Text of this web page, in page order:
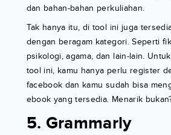
dan bahan-bahan perkuliahan.
Tak hanya itu, di tool ini juga
dengan beragam kategori. Seperti
psikologi, agama, dan lain-lain.
tool ini, kamu hanya perlu register
facebook dan kamu sudah bisa
ebook yang tersedia. Menarik
5. Grammarly